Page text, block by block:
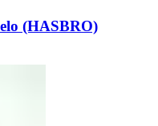
(HASBRO)